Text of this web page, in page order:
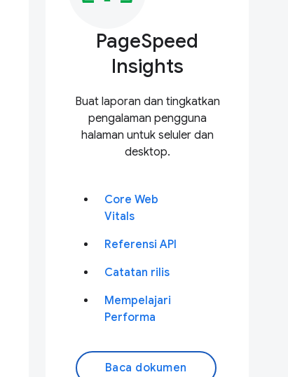
PageSpeed
Insights
Buat laporan dan tingkatkan
pengalaman pengguna
halaman untuk seluler dan
desktop.
Core Web
Vitals
Referensi API
Catatan rilis
Mempelajari
Performa
Baca dokumen